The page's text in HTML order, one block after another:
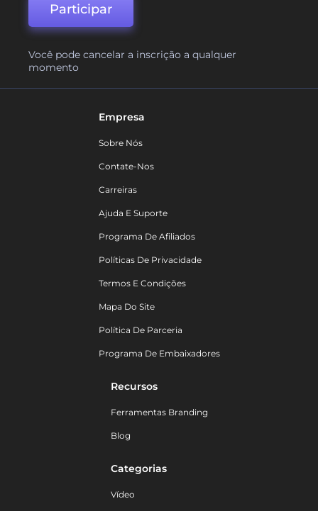
Participar
Você pode cancelar a inscrição a qualquer
momento
Empresa
Sobre Nós
Contate-Nos
Carreiras
Ajuda E Suporte
Programa De Afiliados
Políticas De Privacidade
Termos E Condições
Mapa Do Site
Política De Parceria
Programa De Embaixadores
Recursos
Ferramentas Branding
Blog
Categorias
Vídeo